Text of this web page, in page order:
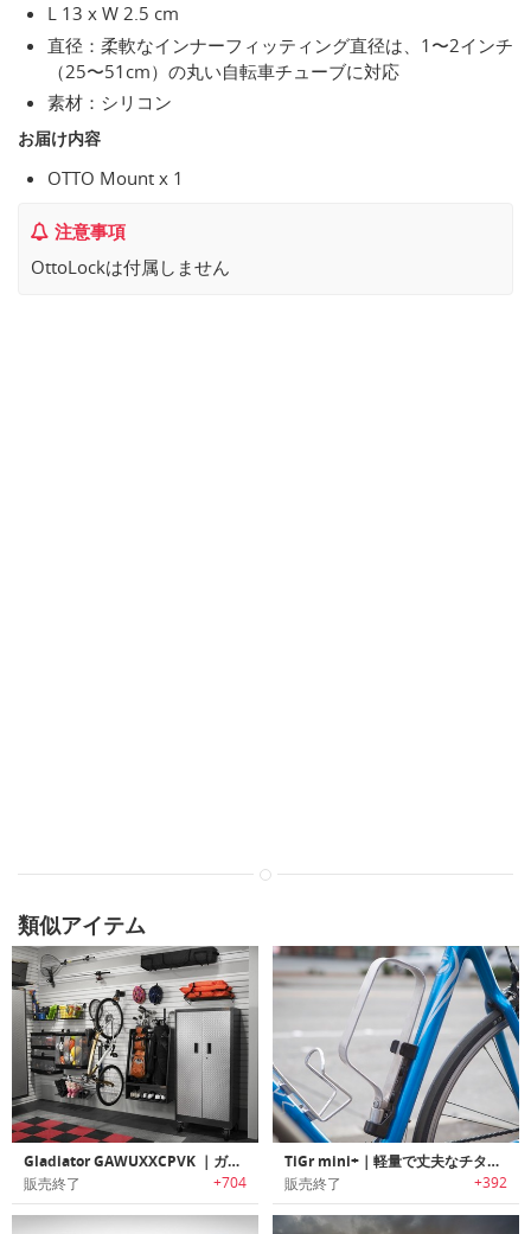
L 13 x W 2.5 cm
直径：柔軟なインナーフィッティング直径は、1〜2インチ
（25〜51cm）の丸い自転車チューブに対応
素材：シリコン
お届け内容
OTTO Mount x 1
注意事項
OttoLockは付属しません
類似アイテム
Gladiator GAWUXXCPVK ｜ガレージにバイクを簡単にウォールマウント可能なバイク用フック
販売終了 +704
TiGr mini+｜軽量で丈夫なチタン製自転車用ロッキングシステム「タイガーミニプラス」
販売終了 +392